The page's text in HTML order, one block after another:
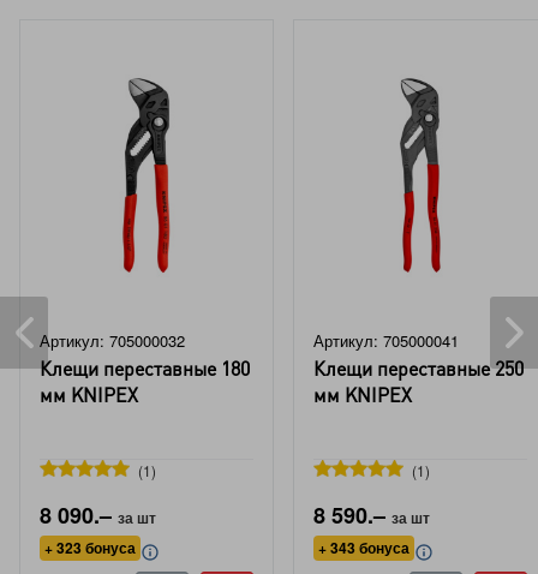
Артикул: 705000032
Клещи переставные 180
мм KNIPEX
1
8 090.– за шт
+ 323 бонуса
Артикул: 705000041
Клещи переставные 250
мм KNIPEX
1
8 590.– за шт
+ 343 бонуса